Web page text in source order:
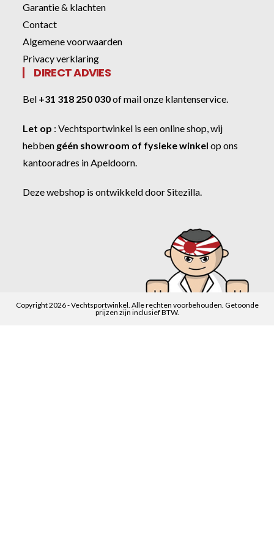
Garantie & klachten
Contact
Algemene voorwaarden
Privacy verklaring
DIRECT ADVIES
Bel +31 318 250 030ofmail onze klantenservice
Let op :Vechtsportwinkel is een online shop, wij
hebben géén showroom of fysieke winkel op ons
kantooradres in Apeldoorn.
Deze webshop is ontwikkeld doorSitezilla
Copyright 2026 - Vechtsportwinkel. Alle rechten voorbehouden. Getoonde
prijzen zijn inclusief BTW.